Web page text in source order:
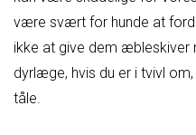
være svært for hunde at
ikke at give dem æbleskiver
dyrlæge, hvis du er i tvivl
tåle.